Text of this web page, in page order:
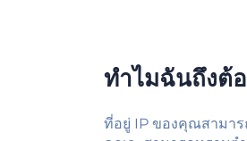
ทำไมฉันถึงต้
ที่อยู่ IP ของคุณสามา